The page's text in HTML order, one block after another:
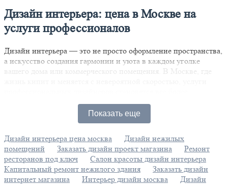
Дизайн интерьера: цена в Москве на
услуги профессионалов
Дизайн интерьера — это не просто оформление пространства,
а искусство создания гармонии и уюта в каждом уголке
вашего дома или коммерческого помещения. В Москве, где
востребованными. Каждый стремится сделать свой интерьер
уникальным и современным, отражающим личный стиль и
Цены на услуги дизайнеров варьируются в зависимости от
множества факторов. Ключевыми из них являются сложность
проекта, площадь помещения и опыт специалиста. Например,
создание минималистичного интерьера может обойтись
дешевле, чем разработка роскошного пространства в
Показать еще
Дизайн интерьера цена москва
Дизайн нежилых
помещений
Заказать дизайн проект магазина
Ремонт
ресторанов под ключ
Салон красоты дизайн интерьера
Капитальный ремонт нежилого здания
Заказать дизайн
интернет магазина
Интерьер дизайн москва
Дизайн